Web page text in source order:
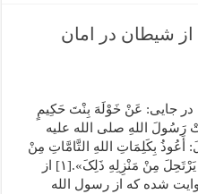
شیطان در امان
جایی: عَنْ خَوْلَهَ بِنْتَ حَکِیمٍ
رَسُولَ اللهِ صلی الله علیه
بِکَلِمَاتِ اللهِ التَّامَّاتِ مِنْ
شَرِّ مَا خَلَقَ، لَمْ یَضُرَّهُ شَیْءٌ، حَتَّى یَرْتَحِلَ مِنْ مَنْزِلِهِ ذَلِکَ».[۱] از
شده که از رسول الله